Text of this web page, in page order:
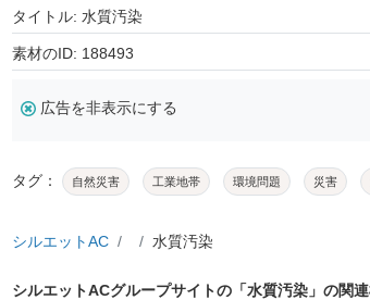
タイトル: 水質汚染
素材のID: 188493
広告を非表示にする
タグ： 自然災害 工業地帯 環境問題 災害
シルエットAC 水質汚染
シルエットACグループサイトの「水質汚染」の関